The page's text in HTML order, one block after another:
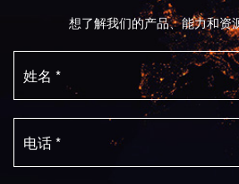
想了解我们的产品、能力和资